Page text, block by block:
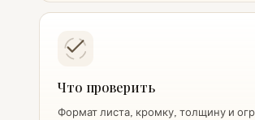
Что проверить
Формат листа, кромку, толщину и